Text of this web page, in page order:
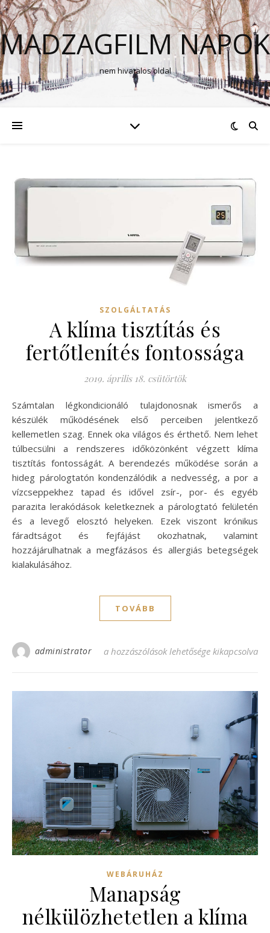
MADZAGFILM NAPOK
nem hivatalos oldal
SZOLGÁLTATÁS
A klíma tisztítás és
fertőtlenítés fontossága
2019. április 18. csütörtök
Számtalan légkondicionáló tulajdonosnak ismerős a
készülék működésének első perceiben jelentkező
kellemetlen szag. Ennek oka világos és érthető. Nem lehet
túlbecsülni a rendszeres időközönként végzett klíma
tisztítás fontosságát. A berendezés működése során a
hideg párologtatón kondenzálódik a nedvesség, a por a
vízcseppekhez tapad és idővel zsír-, por- és egyéb
parazita lerakódások keletkeznek a párologtató felületén
és a levegő elosztó helyeken. Ezek viszont krónikus
fáradtságot és fejfájást okozhatnak, valamint
hozzájárulhatnak a megfázásos és allergiás betegségek
kialakulásához.
TOVÁBB
administrator A klíma tisztítás és fertőtlenítés
a hozzászólások lehetősége kikapcsolva
WEBÁRUHÁZ
Manapság
nélkülözhetetlen a klíma